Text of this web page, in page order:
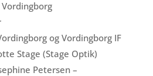
og Vordingborg IF
Stage (Stage Optik)
Petersen –